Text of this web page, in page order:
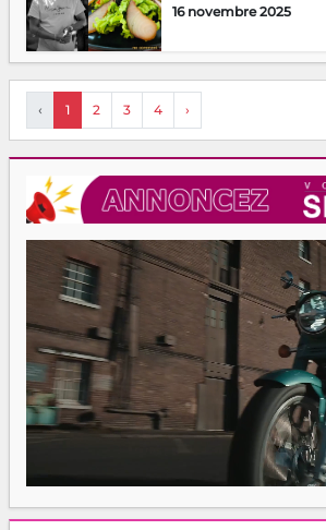
16 novembre 2025
‹ 1 2 3 4 ›